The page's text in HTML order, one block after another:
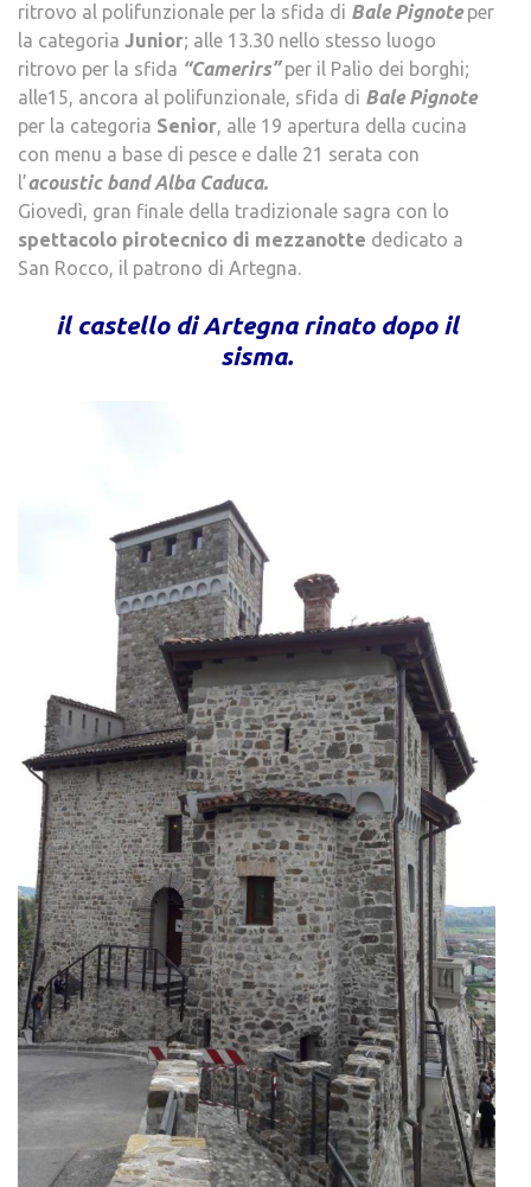
ritrovo al polifunzionale per la sfida di Bale Pignoteper
la categoria Junior; alle 13.30 nello stesso luogo
ritrovo per la sfida “Camerirs”per il Palio dei borghi;
alle15, ancora al polifunzionale, sfida di Bale Pignote
per la categoria Senior, alle 19 apertura della cucina
con menu a base di pesce e dalle 21 serata con
l’acoustic band Alba Caduca.
Giovedì, gran finale della tradizionale sagra con lo
spettacolo pirotecnico di mezzanotte dedicato a
San Rocco, il patrono di Artegna.
il castello di Artegna rinato dopo il
sisma.